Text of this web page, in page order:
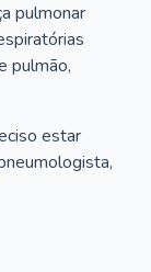
pulmonar
pulmão,
estar